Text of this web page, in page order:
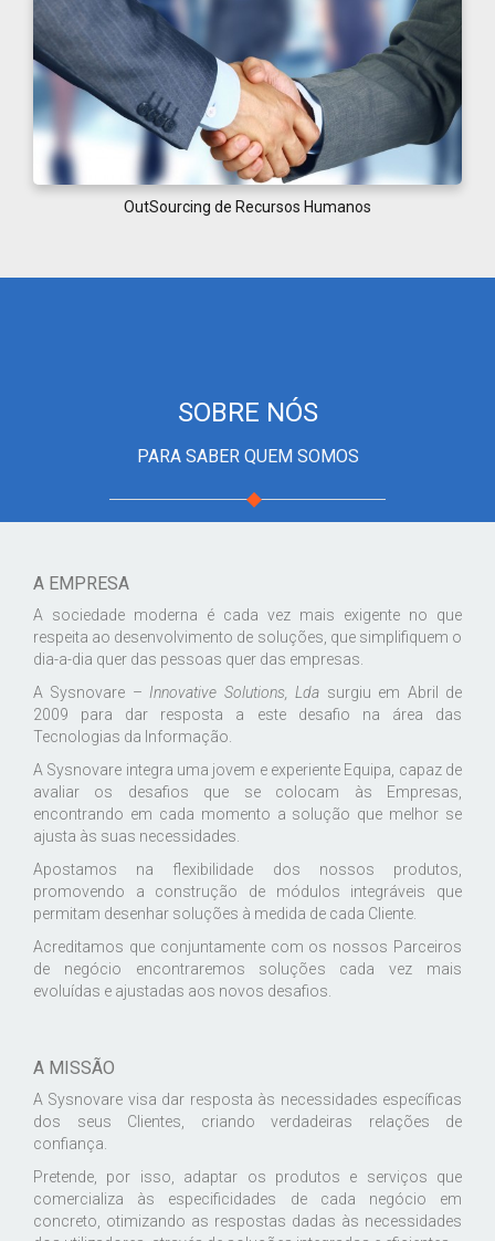
OutSourcing de Recursos Humanos
SOBRE NÓS
PARA SABER QUEM SOMOS
A EMPRESA
A sociedade moderna é cada vez mais exigente no que
respeita ao desenvolvimento de soluções, que simplifiquem o
dia-a-dia quer das pessoas quer das empresas.
A Sysnovare –Innovative Solutions, Lda surgiu em Abril de
2009 para dar resposta a este desafio na área das
Tecnologias da Informação.
A Sysnovare integra uma jovem e experiente Equipa, capaz de
avaliar os desafios que se colocam às Empresas,
encontrando em cada momento a solução que melhor se
ajusta às suas necessidades.
Apostamos na flexibilidade dos nossos produtos,
promovendo a construção de módulos integráveis que
permitam desenhar soluções à medida de cada Cliente.
Acreditamos que conjuntamente com os nossos Parceiros
de negócio encontraremos soluções cada vez mais
evoluídas e ajustadas aos novos desafios.
A MISSÃO
A Sysnovare visa dar resposta às necessidades específicas
dos seus Clientes, criando verdadeiras relações de
confiança.
Pretende, por isso, adaptar os produtos e serviços que
comercializa às especificidades de cada negócio em
concreto, otimizando as respostas dadas às necessidades